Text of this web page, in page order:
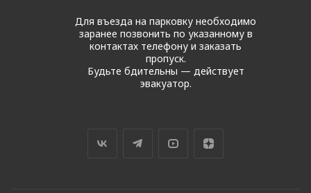
Для въезда на парковку необходимо
заранее позвонить по указанному в
контактах телефону и заказать
пропуск.
Будьте бдительны — действует
эвакуатор.